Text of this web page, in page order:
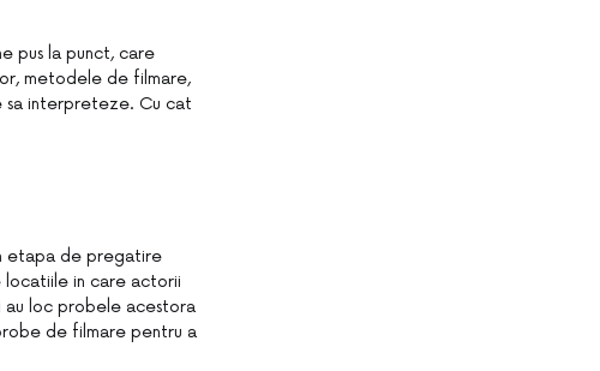
pus la punct, care
metodele de filmare,
sa interpreteze. Cu cat
etapa de pregatire
in care actorii
loc probele acestora
de filmare pentru a